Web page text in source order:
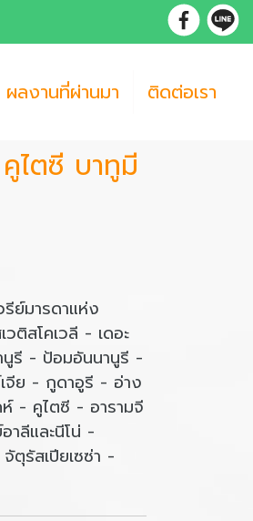
ผลงานที่ผ่านมา ติดต่อเรา
ไตซี บาทูมี
ย์มารดาแห่ง
ติสโคเวลี - เดอะ
นูรี - ป้อมอันนานูรี -
จีย - กูดาอูรี - อ่าง
- คูไตซี - อารามจี
าลีและนีโน่ -
ตุรัสเปียเซซ่า -